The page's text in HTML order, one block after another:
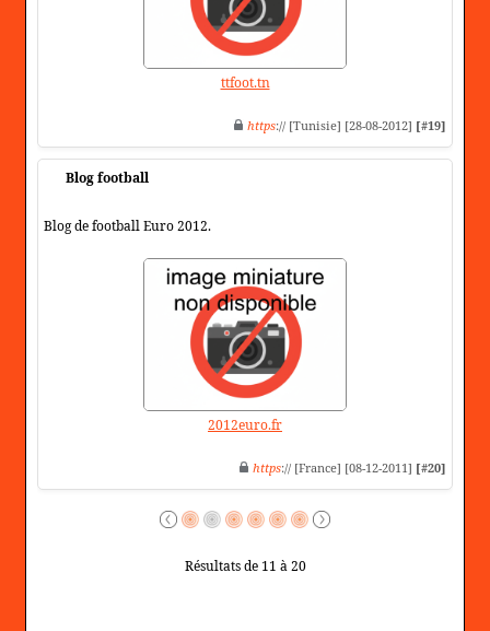
ttfoot.tn
https:// [Tunisie] [28-08-2012] [#19]
Blog football
Blog de football Euro 2012.
2012euro.fr
https:// [France] [08-12-2011] [#20]
Résultats de 11 à 20